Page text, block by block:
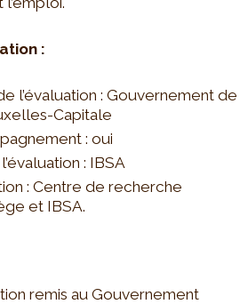
:
l’évaluation : Gouvernement de
Capitale
: oui
: IBSA
: Centre de recherche
et IBSA.
remis au Gouvernement